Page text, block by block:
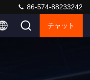
86-574-88233242
チャット